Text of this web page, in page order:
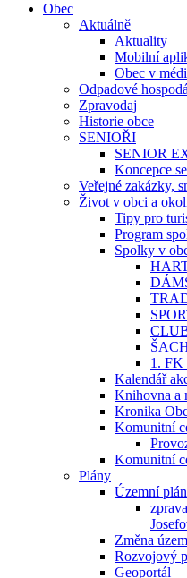
Obec
Aktuálně
Aktuality
Mobilní
Obec v
Odpadové
Zpravodaj
Historie obce
SENIOŘI
SENIOR
Koncepce
Veřejné zakázky,
Život v obci a
Tipy pro
Program
Spolky v
1. FK
Kalendář
Knihovna a
Kronika
Komunitní
Komunitní
Plány
Územní plán
Změna
Rozvojový
Geoportál